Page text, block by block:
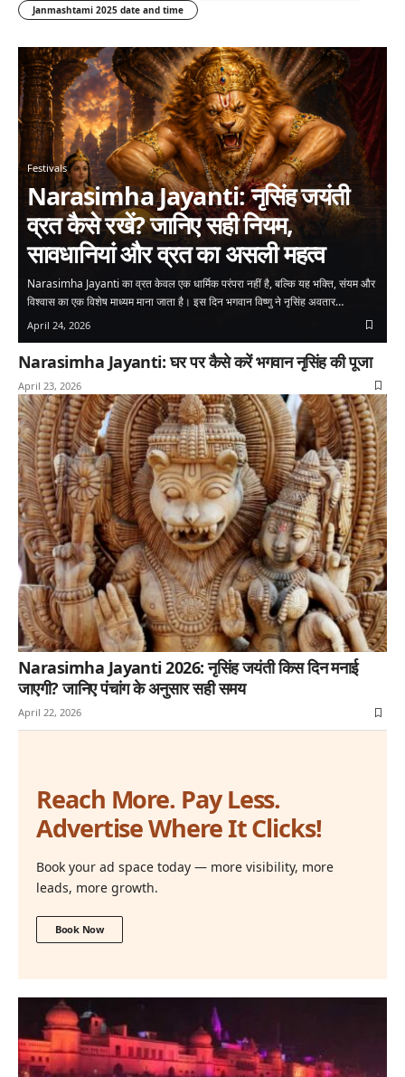
Janmashtami 2025 date and time
Festivals
Narasimha Jayanti: नृसिंह जयंती
व्रत कैसे रखें? जानिए सही नियम,
सावधानियां और व्रत का असली महत्व
Narasimha Jayanti का व्रत केवल एक धार्मिक परंपरा नहीं है, बल्कि यह भक्ति, संयम और
विश्वास का एक विशेष माध्यम माना जाता है। इस दिन भगवान विष्णु ने नृसिंह अवतार…
April 24, 2026
Narasimha Jayanti: घर पर कैसे करें भगवान नृसिंह की पूजा
April 23, 2026
Narasimha Jayanti 2026: नृसिंह जयंती किस दिन मनाई
जाएगी? जानिए पंचांग के अनुसार सही समय
April 22, 2026
Reach More. Pay Less.
Advertise Where It Clicks!
Book your ad space today — more visibility, more
leads, more growth.
Book Now